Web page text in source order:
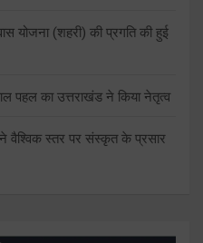
योजना (शहरी) की प्रगति की हुई
पहल का उत्तराखंड ने किया नेतृत्व
ने वैश्विक स्तर पर संस्कृत के प्रसार